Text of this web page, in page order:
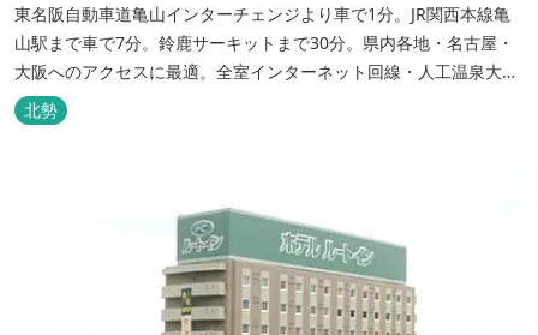
東名阪自動車道亀山インターチェンジより車で1分。JR関西本線亀
山駅まで車で7分。鈴鹿サーキットまで30分。県内各地・名古屋・
大阪へのアクセスに最適。全室インターネット回線・人工温泉大浴
場・無料平面駐車場89台完備。
北勢